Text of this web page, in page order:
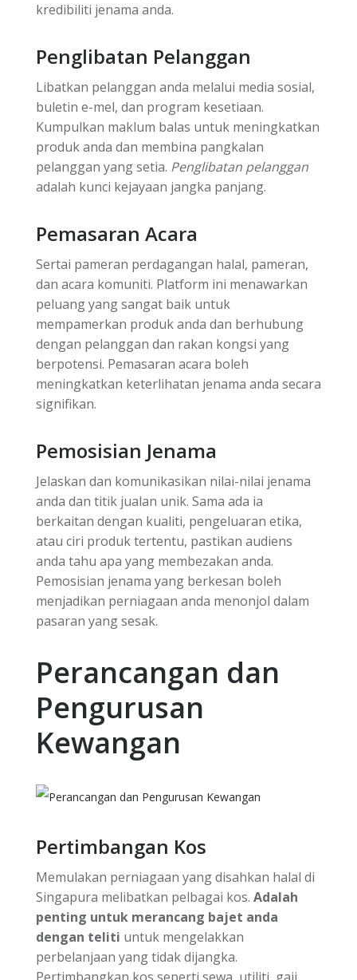
kredibiliti jenama anda.
Penglibatan Pelanggan
Libatkan pelanggan anda melalui media sosial,
buletin e-mel, dan program kesetiaan.
Kumpulkan maklum balas untuk meningkatkan
produk anda dan membina pangkalan
pelanggan yang setia. Penglibatan pelanggan
adalah kunci kejayaan jangka panjang.
Pemasaran Acara
Sertai pameran perdagangan halal, pameran,
dan acara komuniti. Platform ini menawarkan
peluang yang sangat baik untuk
mempamerkan produk anda dan berhubung
dengan pelanggan dan rakan kongsi yang
berpotensi. Pemasaran acara boleh
meningkatkan keterlihatan jenama anda secara
signifikan.
Pemosisian Jenama
Jelaskan dan komunikasikan nilai-nilai jenama
anda dan titik jualan unik. Sama ada ia
berkaitan dengan kualiti, pengeluaran etika,
atau ciri produk tertentu, pastikan audiens
anda tahu apa yang membezakan anda.
Pemosisian jenama yang berkesan boleh
menjadikan perniagaan anda menonjol dalam
pasaran yang sesak.
Perancangan dan
Pengurusan
Kewangan
Pertimbangan Kos
Memulakan perniagaan yang disahkan halal di
Singapura melibatkan pelbagai kos. Adalah
penting untuk merancang bajet anda
dengan teliti untuk mengelakkan
perbelanjaan yang tidak dijangka.